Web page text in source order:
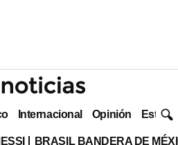
Internacional Opinión Estilo
BRASIL BANDERA DE